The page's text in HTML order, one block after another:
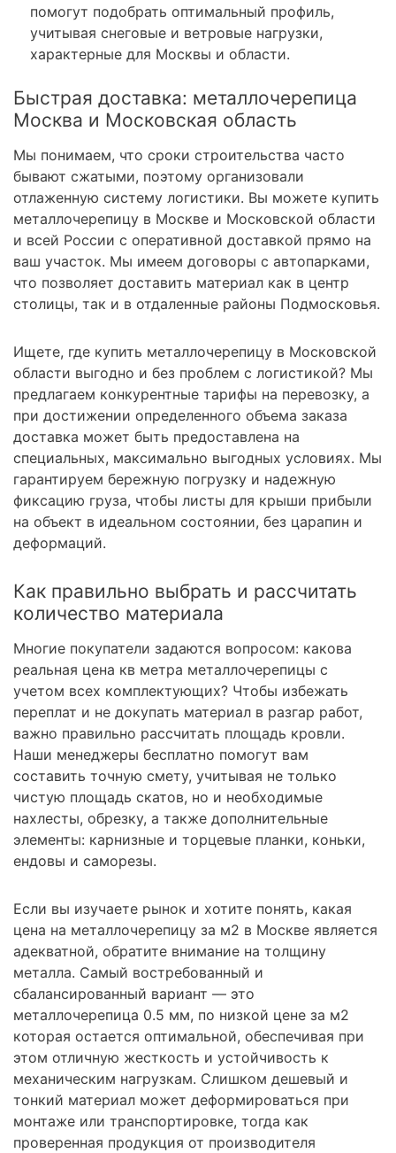
помогут подобрать оптимальный профиль,
учитывая снеговые и ветровые нагрузки,
характерные для Москвы и области.
Быстрая доставка: металлочерепица
Москва и Московская область
Мы понимаем, что сроки строительства часто
бывают сжатыми, поэтому организовали
отлаженную систему логистики. Вы можете купить
металлочерепицу в Москве и Московской области
и всей России с оперативной доставкой прямо на
ваш участок. Мы имеем договоры с автопарками,
что позволяет доставить материал как в центр
столицы, так и в отдаленные районы Подмосковья.
Ищете, где купить металлочерепицу в Московской
области выгодно и без проблем с логистикой? Мы
предлагаем конкурентные тарифы на перевозку, а
при достижении определенного объема заказа
доставка может быть предоставлена на
специальных, максимально выгодных условиях. Мы
гарантируем бережную погрузку и надежную
фиксацию груза, чтобы листы для крыши прибыли
на объект в идеальном состоянии, без царапин и
деформаций.
Как правильно выбрать и рассчитать
количество материала
Многие покупатели задаются вопросом: какова
реальная цена кв метра металлочерепицы с
учетом всех комплектующих? Чтобы избежать
переплат и не докупать материал в разгар работ,
важно правильно рассчитать площадь кровли.
Наши менеджеры бесплатно помогут вам
составить точную смету, учитывая не только
чистую площадь скатов, но и необходимые
нахлесты, обрезку, а также дополнительные
элементы: карнизные и торцевые планки, коньки,
ендовы и саморезы.
Если вы изучаете рынок и хотите понять, какая
цена на металлочерепицу за м2 в Москве является
адекватной, обратите внимание на толщину
металла. Самый востребованный и
сбалансированный вариант — это
металлочерепица 0.5 мм, по низкой цене за м2
которая остается оптимальной, обеспечивая при
этом отличную жесткость и устойчивость к
механическим нагрузкам. Слишком дешевый и
тонкий материал может деформироваться при
монтаже или транспортировке, тогда как
проверенная продукция от производителя